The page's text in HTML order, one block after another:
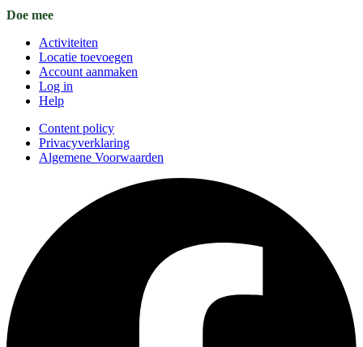
Doe mee
Activiteiten
Locatie toevoegen
Account aanmaken
Log in
Help
Content policy
Privacyverklaring
Algemene Voorwaarden